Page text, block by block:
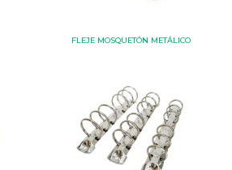
FLEJE MOSQUETÓN METÁLICO